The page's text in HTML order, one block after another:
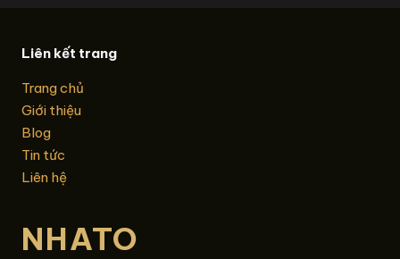
Liên kết trang
Trang chủ
Giới thiệu
Blog
Tin tức
Liên hệ
NHATO